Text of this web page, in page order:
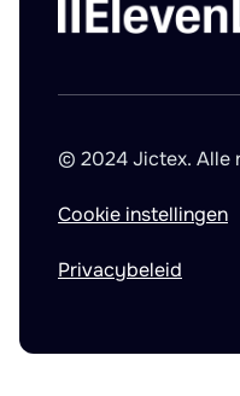
© 2024 Jictex. Alle
Cookie instellingen
Privacybeleid